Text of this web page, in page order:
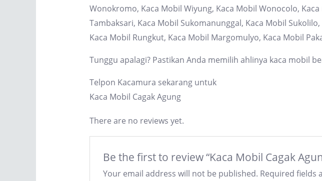
Wonokromo, Kaca Mobil Wiyung, Kaca Mobil Wonocolo,
Tambaksari, Kaca Mobil Sukomanunggal, Kaca Mobil
Kaca Mobil Rungkut, Kaca Mobil Margomulyo, Kaca Mobil
Tunggu apalagi? Pastikan Anda memilih ahlinya kaca mobil
Telpon Kacamura sekarang untuk
Kaca Mobil Cagak Agung
There are no reviews yet.
Be the first to review “Kaca Mobil Cagak
Your email address will not be published. Required fields